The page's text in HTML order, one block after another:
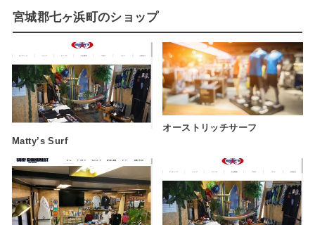
宮城郡七ヶ浜町のショップ
Matty’s Surf
オーストリッチサーフ